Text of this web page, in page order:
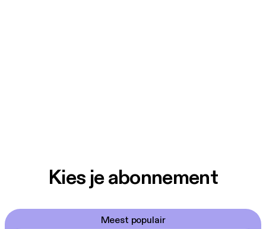
Kies je abonnement
Meest populair